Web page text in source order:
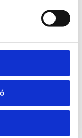
Tests